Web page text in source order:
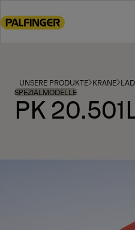
to
footer
content
UNSERE PRODUKTE KRANE
SPEZIALMODELLE
PK